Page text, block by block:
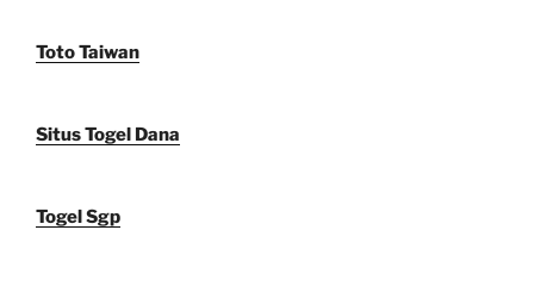
Toto Taiwan
Situs Togel Dana
Togel Sgp